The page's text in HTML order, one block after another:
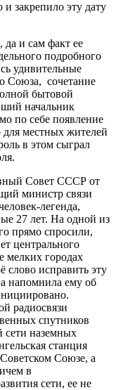
и закрепило эту дату
да и сам факт ее
подробного
удивительные
Союза, сочетание
бытовой
начальник
по себе появление
для местных жителей
в этом сыграл
Совет СССР от
министр связи
легенда,
27 лет. На одной из
прямо спросили,
центрального
мелких городах
исправить эту
напомнила ему об
радиосвязи
спутников
сети наземных
станция
Союзе, а
в
сети, ее не